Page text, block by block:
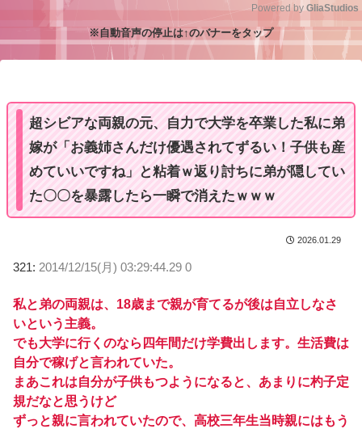
M
Powered by GliaStudios
※自動音声の停止は↑のバナーをタップ
超シビアな両親の元、自力で大学を卒業した私に弟
嫁が「お義姉さんだけ優遇されてずるい！子供も産
めていいですね」と粘着ｗ返り討ちに弟が隠してい
た〇〇を暴露したら一瞬で消えたｗｗｗ
2026.01.29
321: 2014/12/15(月) 03:29:44.29 0
私と弟の両親は、18歳まで親が育てるが後は自立しなさ
いという主義。
でも大学に行くのなら四年間だけ学費出します。生活費は
自分で稼げと言われていた。
まあこれは自分が子供もつようになると、あまりに杓子定
規だなと思うけど
ずっと親に言われていたので、高校三年生当時親にはもう